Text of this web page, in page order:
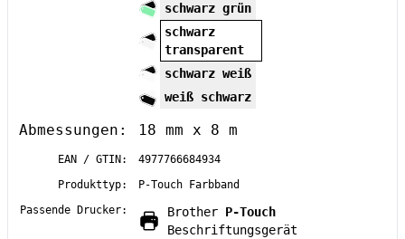
schwarz grün
schwarz
transparent
schwarz weiß
weiß schwarz
Abmessungen: 18 mm x 8 m
EAN / GTIN:
4977766684934
Produkttyp:
P-Touch Farbband
Passende Drucker:
Brother P-Touch
Beschriftungsgerät